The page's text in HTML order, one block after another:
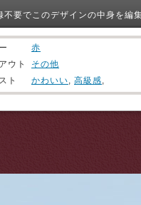
不要でこのデザインの中身を編
赤
ウト
その他
ト
かわいい, 高級感,